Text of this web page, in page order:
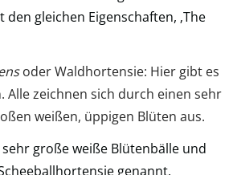
gleichen Eigenschaften, ‚The
oder Waldhortensie: Hier gibt es
Alle zeichnen sich durch einen sehr
weißen, üppigen Blüten aus.
große weiße Blütenbälle und
genannt.